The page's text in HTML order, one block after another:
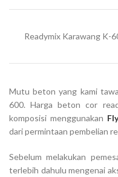
Readymix Karawang K-
Mutu beton yang kami
600. Harga beton cor
komposisi menggunakan
dari permintaan pembelian
Sebelum melakukan
terlebih dahulu mengenai